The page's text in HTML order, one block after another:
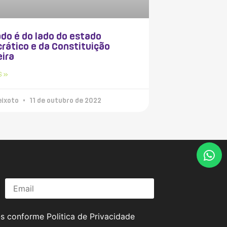
é do lado do estado
e da Constituição
»
11 de outubro de 2022
conforme Politica de Privacidade